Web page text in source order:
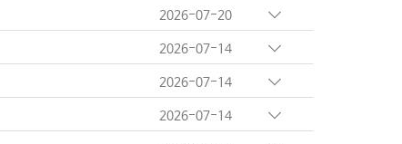
2026-07-20
2026-07-14
2026-07-14
2026-07-14